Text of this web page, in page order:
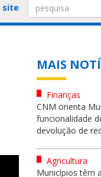
site
MAIS
Finanças
CNM orienta
funcionalidade
devolução de
Agricultura
Municípios têm